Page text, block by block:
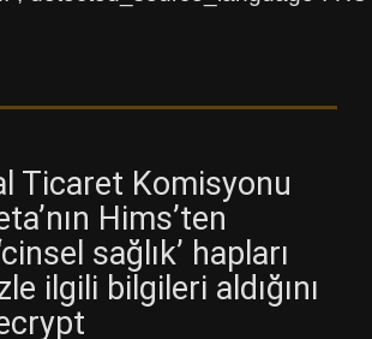
Ticaret Komisyonu
Hims’ten
sağlık’ hapları
ilgili bilgileri aldığını